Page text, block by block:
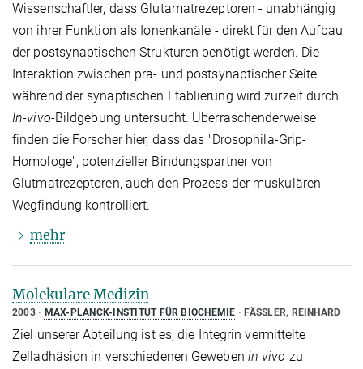
Wissenschaftler, dass Glutamatrezeptoren - unabhängig
von ihrer Funktion als Ionenkanäle - direkt für den Aufbau
der postsynaptischen Strukturen benötigt werden. Die
Interaktion zwischen prä- und postsynaptischer Seite
während der synaptischen Etablierung wird zurzeit durch
In-vivo-Bildgebung untersucht. Überraschenderweise
finden die Forscher hier, dass das "Drosophila-Grip-
Homologe", potenzieller Bindungspartner von
Glutmatrezeptoren, auch den Prozess der muskulären
Wegfindung kontrolliert.
mehr
Molekulare Medizin
2003 MAX-PLANCK-INSTITUT FÜR BIOCHEMIE FÄSSLER, REINHARD
Ziel unserer Abteilung ist es, die Integrin vermittelte
Zelladhäsion in verschiedenen Geweben in vivo zu